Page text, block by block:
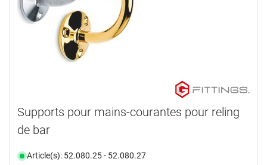
Supports pour mains-courantes pour reling
de bar
Article(s): 52.080.25 - 52.080.27